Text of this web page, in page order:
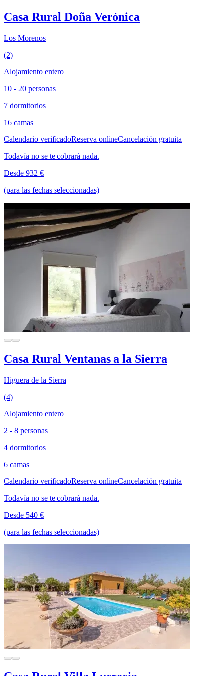
Casa Rural Doña Verónica
Los Morenos
(2)
Alojamiento entero
10 - 20 personas
7 dormitorios
16 camas
Calendario verificadoReserva onlineCancelación gratuita
Todavía no se te cobrará nada.
Desde 932 €
(para las fechas seleccionadas)
Casa Rural Ventanas a la Sierra
Higuera de la Sierra
(4)
Alojamiento entero
2 - 8 personas
4 dormitorios
6 camas
Calendario verificadoReserva onlineCancelación gratuita
Todavía no se te cobrará nada.
Desde 540 €
(para las fechas seleccionadas)